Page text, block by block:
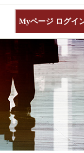
Myページ ログイ